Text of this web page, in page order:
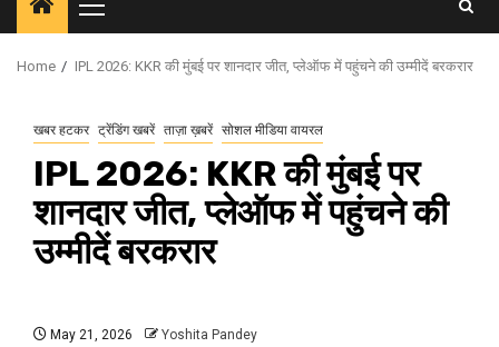
Primary
Menu
Home IPL 2026: KKR की मुंबई पर शानदार जीत, प्लेऑफ में पहुंचने की उम्मीदें बरकरार
खबर हटकर ट्रेंडिंग खबरें ताज़ा ख़बरें सोशल मीडिया वायरल
IPL 2026: KKR की मुंबई पर
शानदार जीत, प्लेऑफ में पहुंचने की
उम्मीदें बरकरार
May 21, 2026 Yoshita Pandey